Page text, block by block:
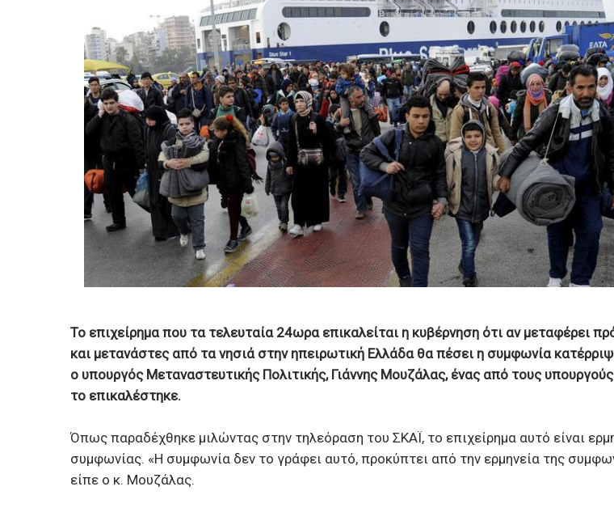
Το επιχείρημα που τα τελευταία 24ωρα επικαλείται η κυβέρνηση ότι αν μεταφέρει
και μετανάστες από τα νησιά στην ηπειρωτική Ελλάδα θα πέσει η συμφωνία
ο υπουργός Μεταναστευτικής Πολιτικής, Γιάννης Μουζάλας, ένας από τους
το επικαλέστηκε.
Όπως παραδέχθηκε μιλώντας στην τηλεόραση του ΣΚΑΪ, το επιχείρημα αυτό είναι
συμφωνίας. «Η συμφωνία δεν το γράφει αυτό, προκύπτει από την ερμηνεία της
είπε ο κ. Μουζάλας.